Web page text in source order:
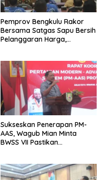
Pemprov Bengkulu Rakor
Bersama Satgas Sapu Bersih
Pelanggaran Harga,
Masih Jadi Sorotan
Sukseskan Penerapan PM-
AAS, Wagub Mian Minta
BWSS VII Pastikan